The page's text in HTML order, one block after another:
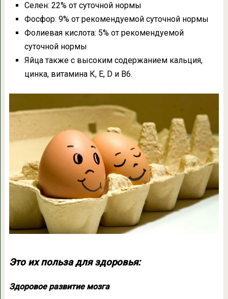
Селен: 22% от суточной нормы
Фосфор: 9% от рекомендуемой суточной нормы
Фолиевая кислота: 5% от рекомендуемой
суточной нормы
Яйца также с высоким содержанием кальция,
цинка, витамина К, Е, D и B6.
Это их польза для здоровья:
Здоровое развитие мозга